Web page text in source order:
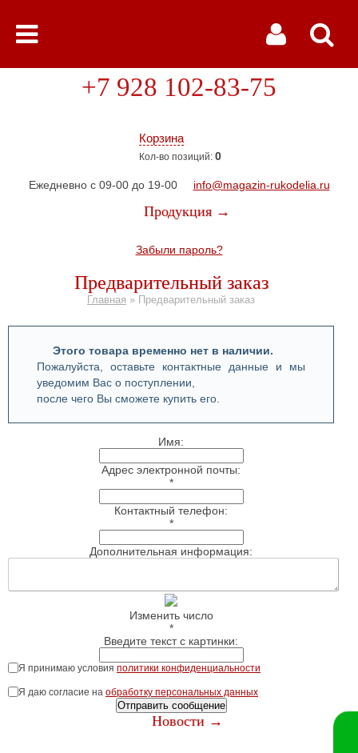
Корзина
Кол-во позиций: 0
+7 928 102-83-75
Ежедневно с 09-00 до 19-00 info@magazin-rukodelia.ru
Продукция →
Забыли пароль?
Предварительный заказ
Главная » Предварительный заказ
Этого товара временно нет в наличии.
Пожалуйста, оставьте контактные данные и мы
уведомим Вас о поступлении,
после чего Вы сможете купить его.
Имя:
Адрес электронной почты:
*
Контактный телефон:
*
Дополнительная информация:
Изменить число
*
Введите текст с картинки:
Я принимаю условия политики конфиденциальности
Я даю согласие на обработку персональных данных
Отправить сообщение
Новости →